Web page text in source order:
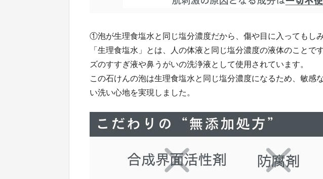
①泡が生理食塩水と同じ塩分濃度だから、傷や目に入ってもし
「生理食塩水」とは、人の体液と同じ塩分濃度の液体のことで
ズのすすぎ液や鼻うがいの洗浄液として使用されています。
この石けんの泡は生理食塩水と同じ塩分濃度になるため、敏感
い洗い心地を実現しました。